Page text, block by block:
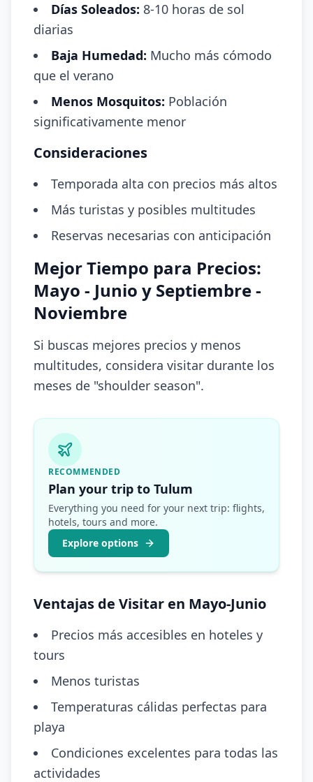
Días Soleados: 8-10 horas de sol
diarias
Baja Humedad: Mucho más cómodo
que el verano
Menos Mosquitos: Población
significativamente menor
Consideraciones
Temporada alta con precios más altos
Más turistas y posibles multitudes
Reservas necesarias con anticipación
Mejor Tiempo para Precios:
Mayo - Junio y Septiembre -
Noviembre
Si buscas mejores precios y menos
multitudes, considera visitar durante los
meses de "shoulder season".
RECOMMENDED
Plan your trip to Tulum
Everything you need for your next trip: flights,
hotels, tours and more.
Explore options
Ventajas de Visitar en Mayo-Junio
Precios más accesibles en hoteles y
tours
Menos turistas
Temperaturas cálidas perfectas para
playa
Condiciones excelentes para todas las
actividades